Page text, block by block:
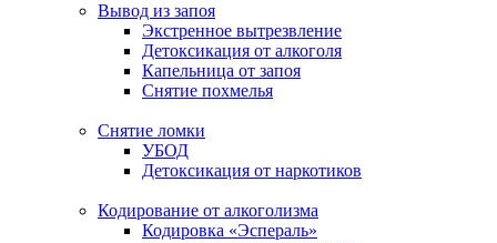
Вывод из запоя
Экстренное вытрезвление
Детоксикация от алкоголя
Капельница от запоя
Снятие похмелья
Снятие ломки
УБОД
Детоксикация от наркотиков
Кодирование от алкоголизма
Кодировка «Эспераль»